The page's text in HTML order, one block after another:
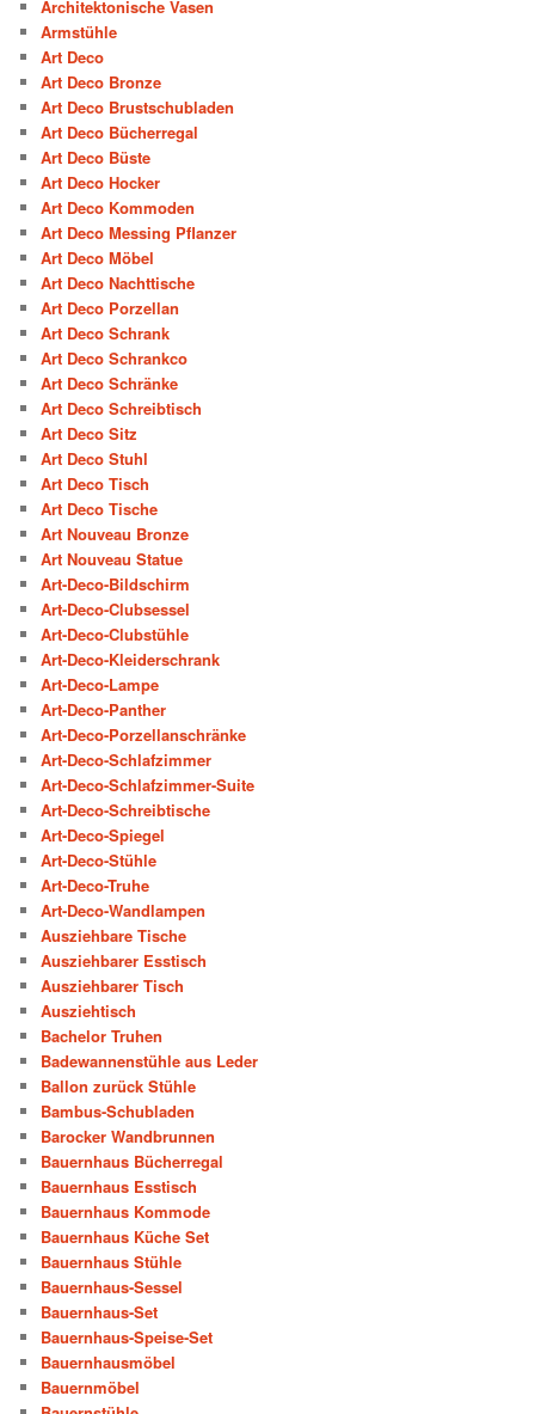
Architektonische Vasen
Armstühle
Art Deco
Art Deco Bronze
Art Deco Brustschubladen
Art Deco Bücherregal
Art Deco Büste
Art Deco Hocker
Art Deco Kommoden
Art Deco Messing Pflanzer
Art Deco Möbel
Art Deco Nachttische
Art Deco Porzellan
Art Deco Schrank
Art Deco Schrankco
Art Deco Schränke
Art Deco Schreibtisch
Art Deco Sitz
Art Deco Stuhl
Art Deco Tisch
Art Deco Tische
Art Nouveau Bronze
Art Nouveau Statue
Art-Deco-Bildschirm
Art-Deco-Clubsessel
Art-Deco-Clubstühle
Art-Deco-Kleiderschrank
Art-Deco-Lampe
Art-Deco-Panther
Art-Deco-Porzellanschränke
Art-Deco-Schlafzimmer
Art-Deco-Schlafzimmer-Suite
Art-Deco-Schreibtische
Art-Deco-Spiegel
Art-Deco-Stühle
Art-Deco-Truhe
Art-Deco-Wandlampen
Ausziehbare Tische
Ausziehbarer Esstisch
Ausziehbarer Tisch
Ausziehtisch
Bachelor Truhen
Badewannenstühle aus Leder
Ballon zurück Stühle
Bambus-Schubladen
Barocker Wandbrunnen
Bauernhaus Bücherregal
Bauernhaus Esstisch
Bauernhaus Kommode
Bauernhaus Küche Set
Bauernhaus Stühle
Bauernhaus-Sessel
Bauernhaus-Set
Bauernhaus-Speise-Set
Bauernhausmöbel
Bauernmöbel